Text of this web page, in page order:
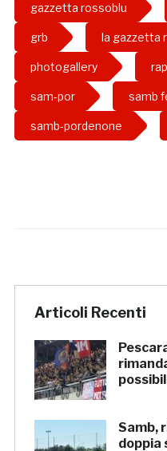
gazzetta rossoblu
grb la gazzetta
photogallery
sam-por samb
samb-pordenone
Articoli Recenti
Samb,
doppia